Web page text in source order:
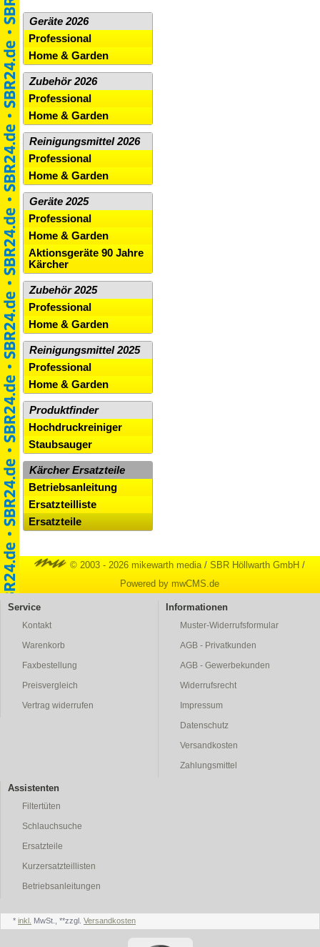
Geräte 2026
Professional
Home & Garden
Zubehör 2026
Professional
Home & Garden
Reinigungsmittel 2026
Professional
Home & Garden
Geräte 2025
Professional
Home & Garden
Aktionsgeräte 90 Jahre
Kärcher
Zubehör 2025
Professional
Home & Garden
Reinigungsmittel 2025
Professional
Home & Garden
Produktfinder
Hochdruckreiniger
Staubsauger
Kärcher Ersatzteile
Betriebsanleitung
Ersatzteilliste
Ersatzteile
© 2003 - 2026 mikewarth media/ SBR Höllwarth GmbH /
Powered by mwCMS.de
Service
Kontakt
Warenkorb
Faxbestellung
Preisvergleich
Vertrag widerrufen
Informationen
Muster-Widerrufsformular
AGB - Privatkunden
AGB - Gewerbekunden
Widerrufsrecht
Impressum
Datenschutz
Versandkosten
Zahlungsmittel
Assistenten
Filtertüten
Schlauchsuche
Ersatzteile
Kurzersatzteillisten
Betriebsanleitungen
* inkl. MwSt., **zzgl. Versandkosten